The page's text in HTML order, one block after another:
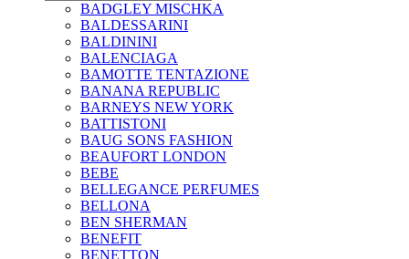
BADGLEY MISCHKA
BALDESSARINI
BALDININI
BALENCIAGA
BAMOTTE TENTAZIONE
BANANA REPUBLIC
BARNEYS NEW YORK
BATTISTONI
BAUG SONS FASHION
BEAUFORT LONDON
BEBE
BELLEGANCE PERFUMES
BELLONA
BEN SHERMAN
BENEFIT
BENETTON